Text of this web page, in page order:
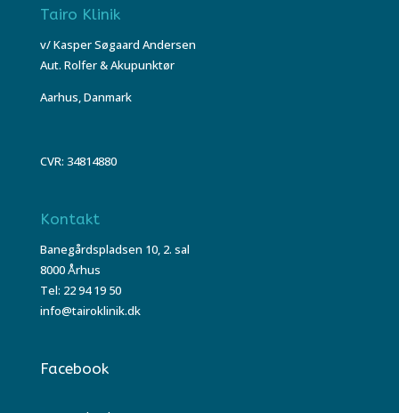
Tairo Klinik
v/ Kasper Søgaard Andersen
Aut. Rolfer & Akupunktør
Aarhus, Danmark
CVR: 34814880
Kontakt
Banegårdspladsen 10, 2. sal
8000 Århus
Tel: 22 94 19 50
info@tairoklinik.dk
Facebook